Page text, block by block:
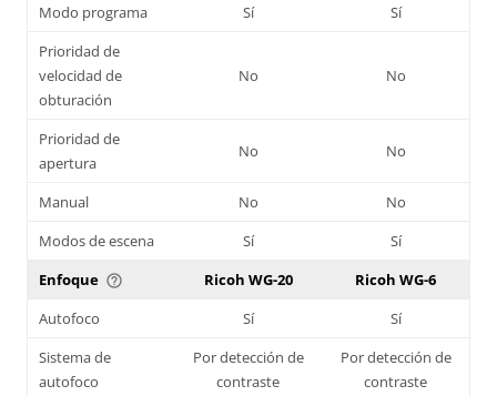
Modo programa Sí
Sí
Prioridad de
velocidad de
obturación
No No
Prioridad de
apertura
No No
Manual No
No
Modos de escena
Sí
Sí
Enfoque help_outline Ricoh WG-20
Ricoh WG-6
Autofoco
Sí
Sí
Sistema de
autofoco
Por detección de
contraste
Por detección de
contraste